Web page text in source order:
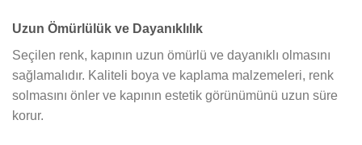
Uzun Ömürlülük ve Dayanıklılık
Seçilen renk, kapının uzun ömürlü ve dayanıklı olmasını
sağlamalıdır. Kaliteli boya ve kaplama malzemeleri, renk
solmasını önler ve kapının estetik görünümünü uzun süre
korur.